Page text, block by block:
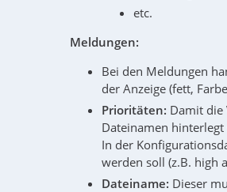
etc.
Meldungen:
Bei den Meldungen
der Anzeige (fett,
Prioritäten: Damit die
Dateinamen hinterlegt
In der
werden soll (z.B. high
Dateiname: Dieser